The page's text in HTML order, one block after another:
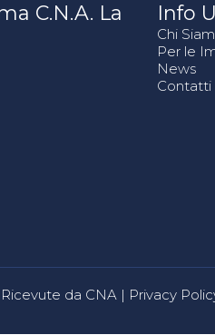
C.N.A. La
Info
Chi
Per le
News
Contatti
da CNA | Privacy